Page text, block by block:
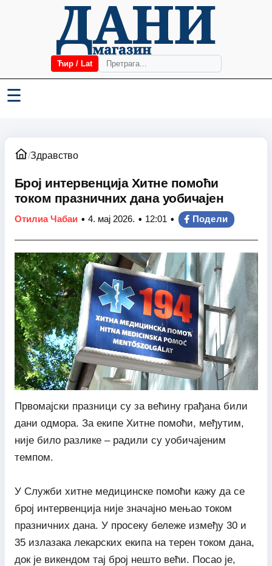
Ћир / Lat
☰
/Здравство
Број интервенција Хитне помоћи
током празничних дана уобичајен
Отилиа Чабаи • 4. мај 2026. • 12:01 • Подели
Првомајски празници су за већину грађана били
дани одмора. За екипе Хитне помоћи, међутим,
није било разлике – радили су уобичајеним
темпом.
У Служби хитне медицинске помоћи кажу да се
број интервенција није значајно мењао током
празничних дана. У просеку бележе између 30 и
35 излазака лекарских екипа на терен током дана,
док је викендом тај број нешто већи. Посао је,